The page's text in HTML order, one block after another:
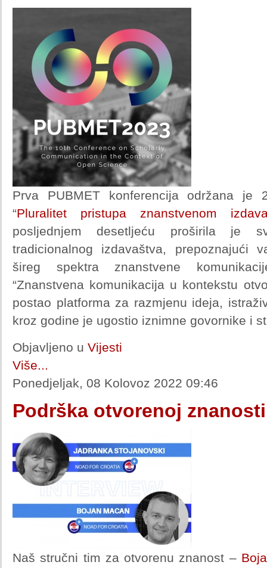
Prva PUBMET konferencija održana je
“Pluralitet pristupa znanstvenom
posljednjem desetljeću proširila je
tradicionalnog izdavaštva, prepoznajući
šireg spektra znanstvene
“Znanstvena komunikacija u kontekstu
postao platforma za razmjenu ideja,
kroz godine je ugostio iznimne govornike i
Objavljeno u Vijesti
Više...
Ponedjeljak, 08 Kolovoz 2022 09:46
Podrška otvorenoj
Naš stručni tim za otvorenu znanost –